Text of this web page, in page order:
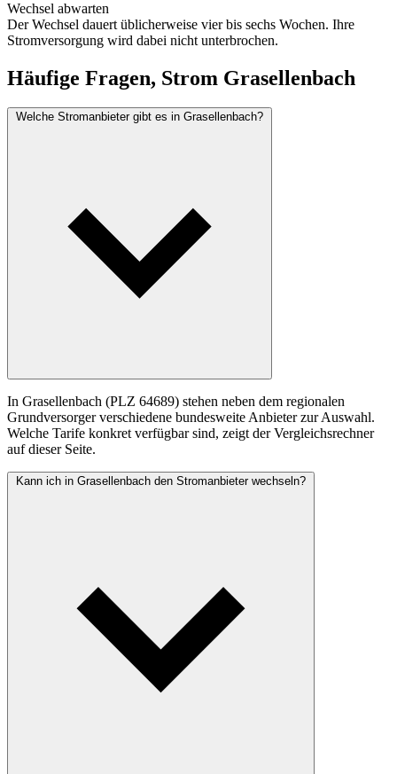
Wechsel abwarten
Der Wechsel dauert üblicherweise vier bis sechs Wochen. Ihre
Stromversorgung wird dabei nicht unterbrochen.
Häufige Fragen, Strom Grasellenbach
Welche Stromanbieter gibt es in Grasellenbach?
In Grasellenbach (PLZ 64689) stehen neben dem regionalen
Grundversorger verschiedene bundesweite Anbieter zur Auswahl.
Welche Tarife konkret verfügbar sind, zeigt der Vergleichsrechner
auf dieser Seite.
Kann ich in Grasellenbach den Stromanbieter wechseln?